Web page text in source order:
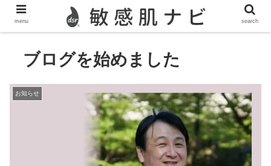
敏感肌,脂漏性皮膚炎,酒さ,ニキビのスキンケア情報を発信
ブログを始めました
お知らせ
menu search